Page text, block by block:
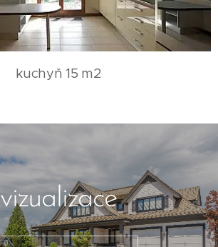
kuchyň 15 m2
vizualizace